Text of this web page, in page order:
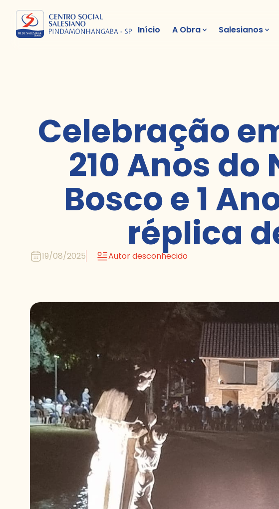
Início A Obra Salesianos
Celebração
210 Anos
Bosco e 1
réplica
19/08/2025 Autor desconhecido